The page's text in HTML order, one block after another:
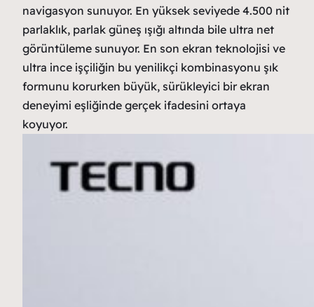
navigasyon sunuyor. En yüksek seviyede 4.500 nit
parlaklık, parlak güneş ışığı altında bile ultra net
görüntüleme sunuyor. En son ekran teknolojisi ve
ultra ince işçiliğin bu yenilikçi kombinasyonu şık
formunu korurken büyük, sürükleyici bir ekran
deneyimi eşliğinde gerçek ifadesini ortaya
koyuyor.